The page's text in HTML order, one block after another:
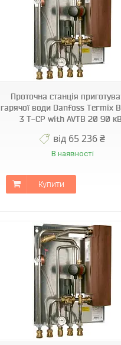
Проточна станція
гарячої води Danfoss Termix
3 T-CP with AVTB 20 90
від 65 236 ₴
В наявності
Купити